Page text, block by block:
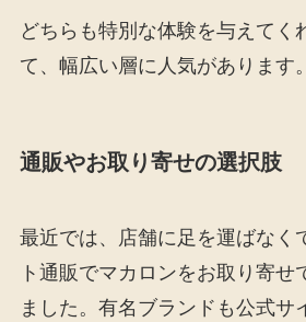
どちらも特別な体験を与えてく
て、幅広い層に人気があります。
通販やお取り寄せの選択肢
最近では、店舗に足を運ばなく
ト通販でマカロンをお取り寄せ
ました。有名ブランドも公式サ